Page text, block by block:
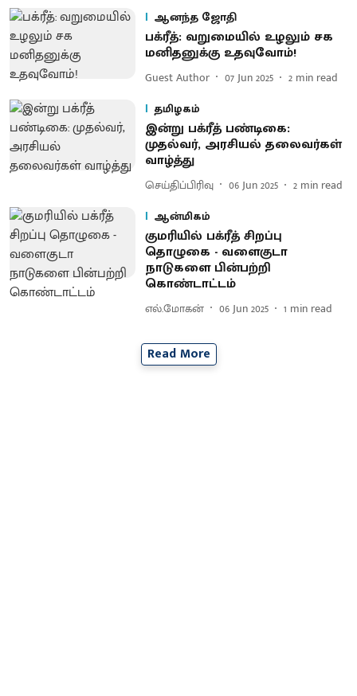
ஆனந்த ஜோதி
பக்ரீத்: வறுமையில் உழலும் சக
மனிதனுக்கு உதவுவோம்!
Guest Author 07 Jun 2025 2 min read
தமிழகம்
இன்று பக்ரீத் பண்டிகை:
முதல்வர், அரசியல் தலைவர்கள்
வாழ்த்து
செய்திப்பிரிவு 06 Jun 2025 2 min read
ஆன்மிகம்
குமரியில் பக்ரீத் சிறப்பு
தொழுகை - வளைகுடா
நாடுகளை பின்பற்றி
கொண்டாட்டம்
எல்.மோகன் 06 Jun 2025 1 min read
Read More